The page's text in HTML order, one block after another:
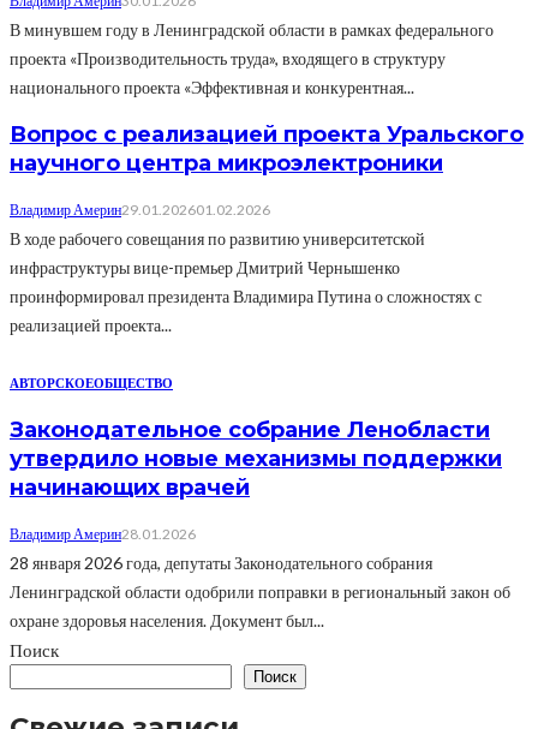
В минувшем году в Ленинградской области в рамках федерального
проекта «Производительность труда», входящего в структуру
национального проекта «Эффективная и конкурентная...
Вопрос с реализацией проекта Уральского
научного центра микроэлектроники
Владимир Америн29.01.202601.02.2026
В ходе рабочего совещания по развитию университетской
инфраструктуры вице-премьер Дмитрий Чернышенко
проинформировал президента Владимира Путина о сложностях с
реализацией проекта...
АВТОРСКОЕОБЩЕСТВО
Законодательное собрание Ленобласти
утвердило новые механизмы поддержки
начинающих врачей
Владимир Америн28.01.2026
28 января 2026 года, депутаты Законодательного собрания
Ленинградской области одобрили поправки в региональный закон об
охране здоровья населения. Документ был...
Поиск
Поиск